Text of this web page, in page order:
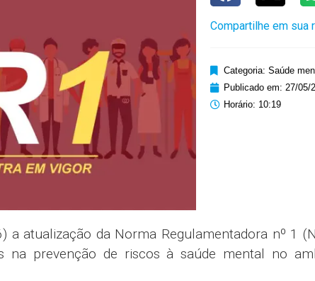
Compartilhe em sua
Categoria: Saúde
Publicado em: 27/05/
Horário: 10:19
a atualização da Norma Regulamentadora nº 1
na prevenção de riscos à saúde mental no